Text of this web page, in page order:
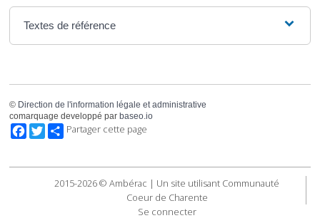
Textes de référence
© Direction de l'information légale et administrative
comarquage developpé par baseo.io
Facebook
TwitterPartager cette page
2015-2026 © Ambérac | Un site utilisant Communauté
Coeur de Charente
Se connecter